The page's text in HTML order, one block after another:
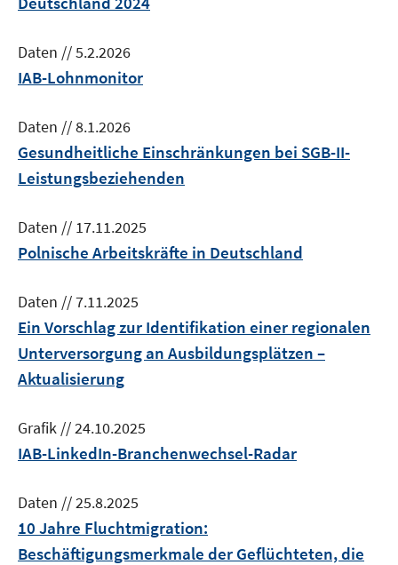
Daten //5.2.2026
IAB-Lohnmonitor
Daten //8.1.2026
Gesundheitliche Einschränkungen bei SGB-II-
Leistungsbeziehenden
Daten // 17.11.2025
Polnische Arbeitskräfte in Deutschland
Daten //7.11.2025
Ein Vorschlag zur Identifikation einer regionalen
Unterversorgung an Ausbildungsplätzen –
Aktualisierung
Grafik //24.10.2025
IAB-LinkedIn-Branchenwechsel-Radar
Daten //25.8.2025
10 Jahre Fluchtmigration:
Beschäftigungsmerkmale der Geflüchteten, die